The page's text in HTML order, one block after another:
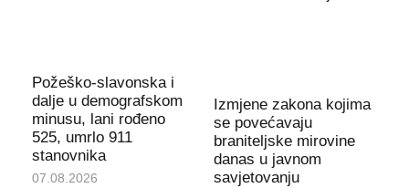
Požeško-slavonska i
dalje u demografskom
minusu, lani rođeno
525, umrlo 911
stanovnika
07.08.2026
Izmjene zakona kojima
se povećavaju
braniteljske mirovine
danas u javnom
savjetovanju